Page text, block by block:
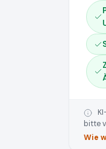
bitte
Wie